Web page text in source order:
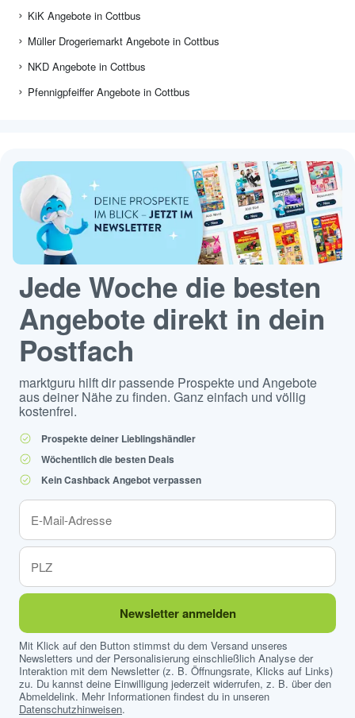
KiK Angebote in Cottbus
Müller Drogeriemarkt Angebote in Cottbus
NKD Angebote in Cottbus
Pfennigpfeiffer Angebote in Cottbus
Jede Woche die besten
Angebote direkt in dein
Postfach
marktguru hilft dir passende Prospekte und Angebote
aus deiner Nähe zu finden. Ganz einfach und völlig
kostenfrei.
Prospekte deiner Lieblingshändler
Wöchentlich die besten Deals
Kein Cashback Angebot verpassen
Newsletter anmelden
Mit Klick auf den Button stimmst du dem Versand unseres
Newsletters und der Personalisierung einschließlich Analyse der
Interaktion mit dem Newsletter (z. B. Öffnungsrate, Klicks auf Links)
zu. Du kannst deine Einwilligung jederzeit widerrufen, z. B. über den
Abmeldelink. Mehr Informationen findest du in unseren
Datenschutzhinweisen.